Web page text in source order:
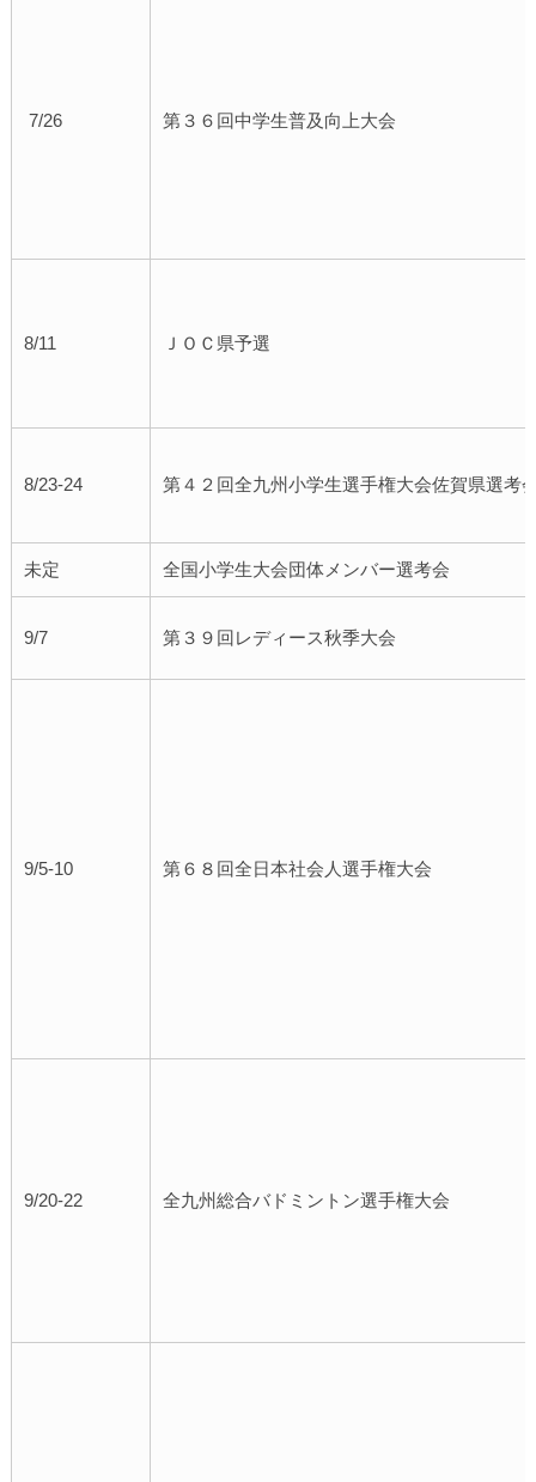
7/26 第３６回中学生普及向上大会
8/11 ＪＯＣ県予選
8/23-24 第４２回全九州小学生選手権大会佐賀県選考
未定 全国小学生大会団体メンバー選考会
9/7 第３９回レディース秋季大会
9/5-10 第６８回全日本社会人選手権大会
9/20-22 全九州総合バドミントン選手権大会